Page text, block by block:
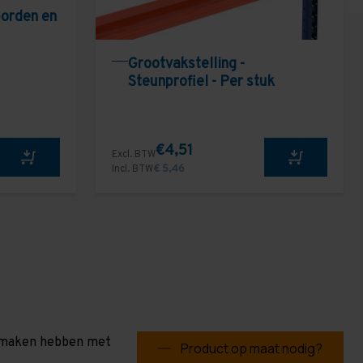
en
Grootvakstelling -
Steunprofiel - Per stuk
Excl. BTW€4,51
Incl. BTW€ 5,46
hebben met Product op maat nodig?